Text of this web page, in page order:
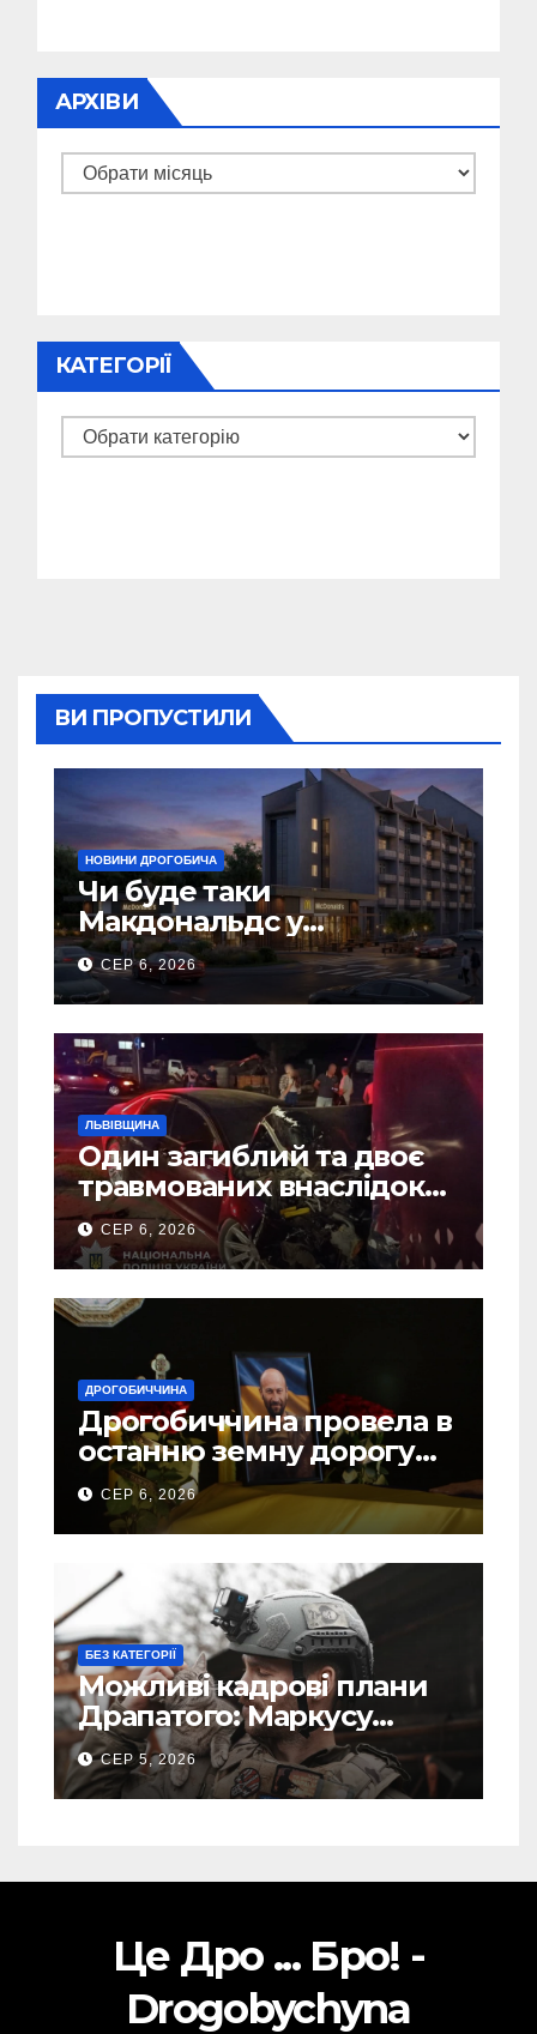
АРХІВИ
Архіви
КАТЕГОРІЇ
Категорії
ВИ ПРОПУСТИЛИ
НОВИНИ ДРОГОБИЧА
Чи буде таки
Макдональдс у
Дрогобичі? (Фото)
СЕР 6, 2026
ЛЬВІВЩИНА
Один загиблий та двоє
травмованих внаслідок
ДТП на Самбірщині
СЕР 6, 2026
ДРОГОБИЧЧИНА
Дрогобиччина провела в
останню земну дорогу
свого Захисника – Олега
Торського
СЕР 6, 2026
БЕЗ КАТЕГОРІЇ
Можливі кадрові плани
Драпатого: Маркусу
пророкують важливу
посаду у ЗСУ
СЕР 5, 2026
Це Дро ... Бро! -
Drogobychyna